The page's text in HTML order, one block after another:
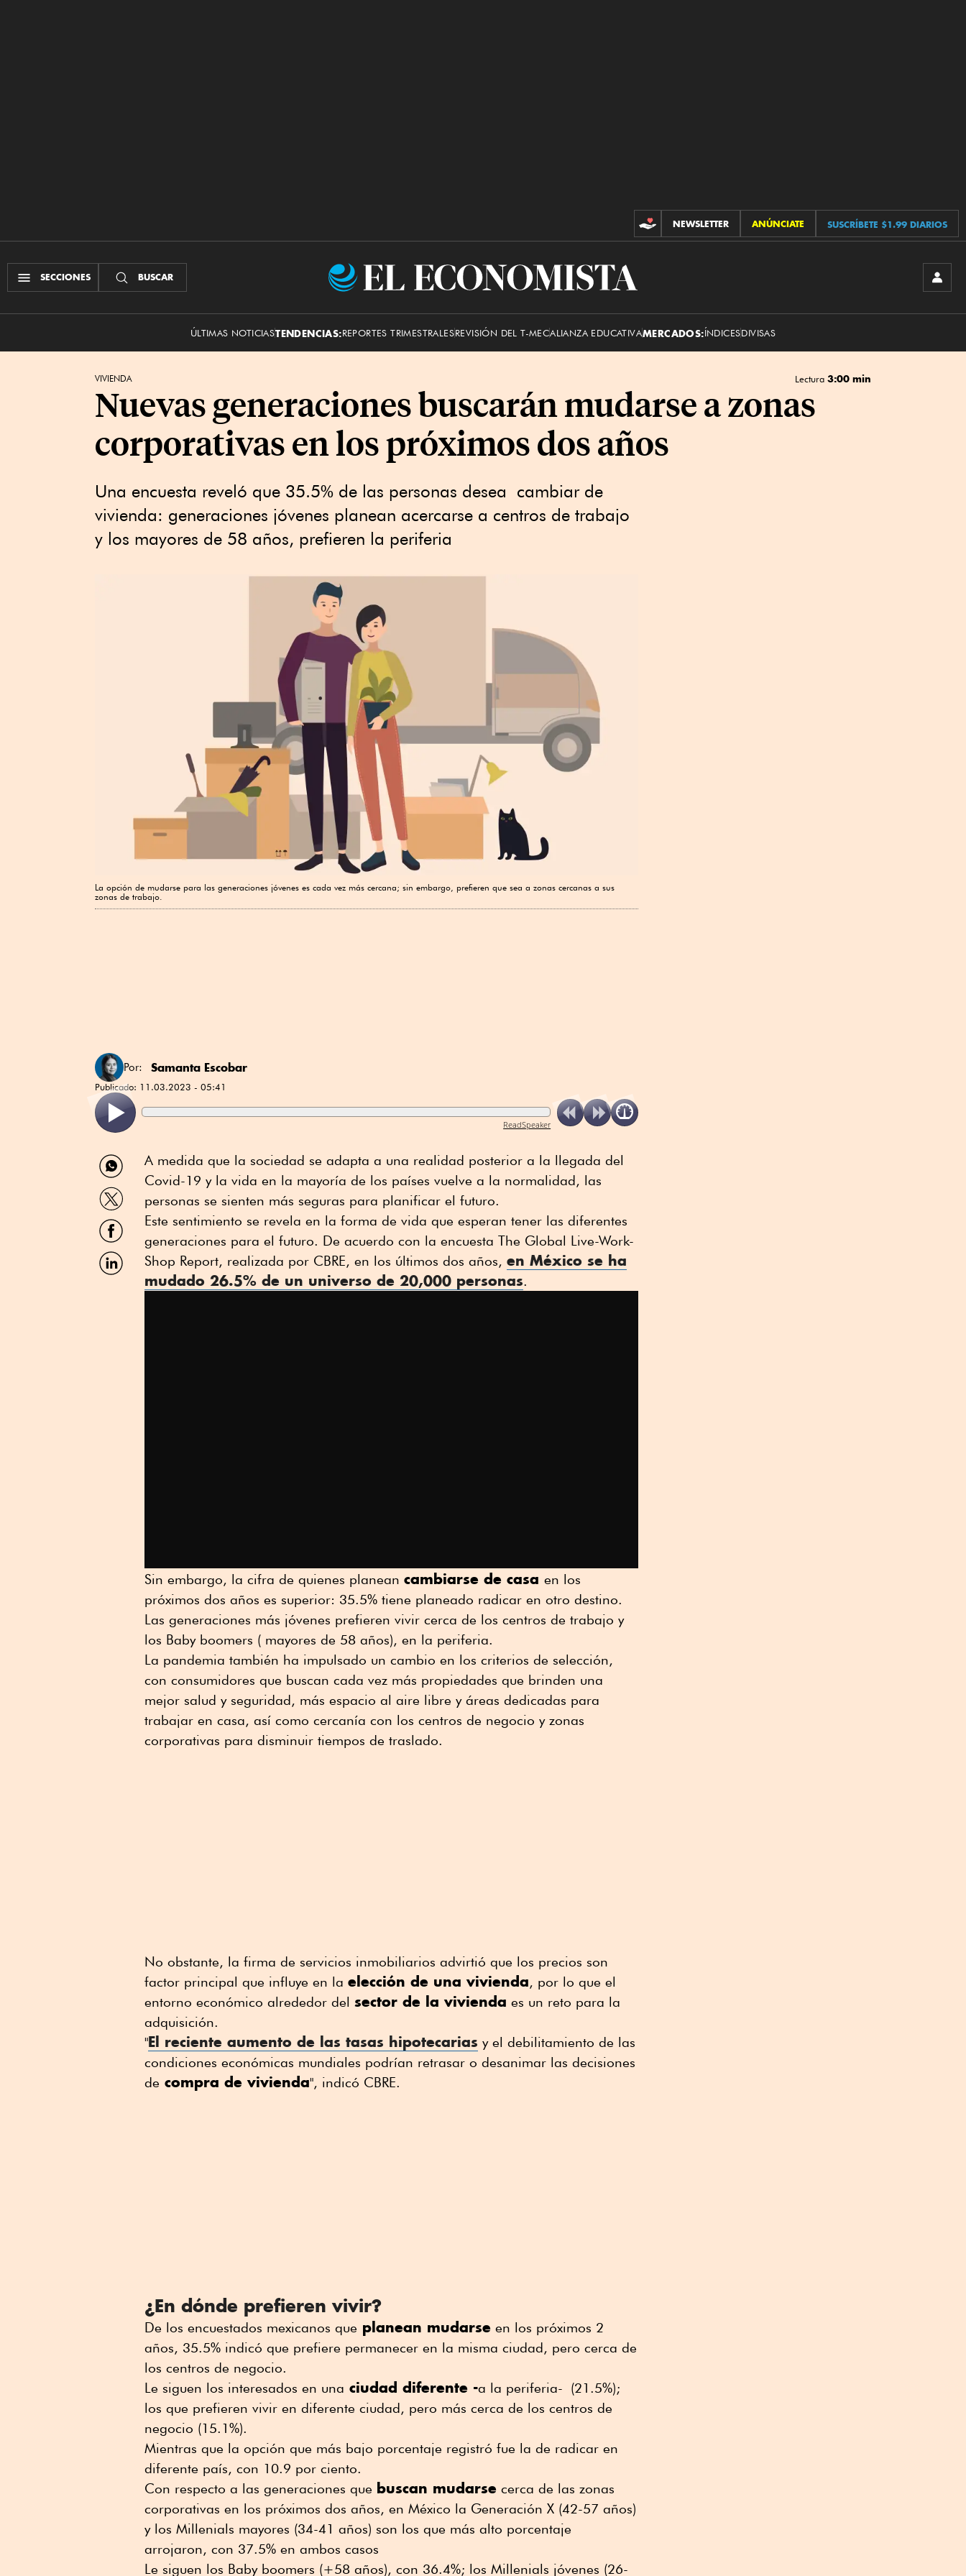
CONTRIBUCIONES
NEWSLETTER ANÚNCIATE SUSCRÍBETE $1.99 DIARIOS
SECCIONES BUSCAR
El
ÚLTIMAS NOTICIASTENDENCIAS:REPORTES TRIMESTRALESREVISIÓN DEL T-MECALIANZA EDUCATIVAMERCADOS:ÍNDICESDIVISAS
VIVIENDA Lectura 3:00 min
Nuevas generaciones buscarán mudarse a zonas
corporativas en los próximos dos años
Una encuesta reveló que 35.5% de las personas desea cambiar de
vivienda: generaciones jóvenes planean acercarse a centros de trabajo
y los mayores de 58 años, prefieren la periferia
La opción de mudarse para las generaciones jóvenes es cada vez más cercana; sin embargo, prefieren que sea a zonas cercanas a sus
zonas de trabajo.
Por: Samanta Escobar
Publicado: 11.03.2023 - 05:41
ReadSpeaker
Compartir
por
WhatsApp
Compartir
por
Twitter
Compartir
por
Facebook
Compartir
por
A medida que la sociedad se adapta a una realidad posterior a la llegada del
Covid-19 y la vida en la mayoría de los países vuelve a la normalidad, las
personas se sienten más seguras para planificar el futuro.
Este sentimiento se revela en la forma de vida que esperan tener las diferentes
generaciones para el futuro. De acuerdo con la encuesta The Global Live-Work-
Shop Report, realizada por CBRE, en los últimos dos años, en México se ha
mudado 26.5% de un universo de 20,000 personas.
Sin embargo, la cifra de quienes planean cambiarse de casa en los
próximos dos años es superior: 35.5% tiene planeado radicar en otro destino.
Las generaciones más jóvenes prefieren vivir cerca de los centros de trabajo y
los Baby boomers ( mayores de 58 años), en la periferia.
La pandemia también ha impulsado un cambio en los criterios de selección,
con consumidores que buscan cada vez más propiedades que brinden una
mejor salud y seguridad, más espacio al aire libre y áreas dedicadas para
trabajar en casa, así como cercanía con los centros de negocio y zonas
corporativas para disminuir tiempos de traslado.
No obstante, la firma de servicios inmobiliarios advirtió que los precios son
factor principal que influye en la elección de una vivienda, por lo que el
entorno económico alrededor del sector de la vivienda es un reto para la
adquisición.
"El reciente aumento de las tasas hipotecarias y el debilitamiento de las
condiciones económicas mundiales podrían retrasar o desanimar las decisiones
de compra de vivienda", indicó CBRE.
¿En dónde prefieren vivir?
De los encuestados mexicanos que planean mudarse en los próximos 2
años, 35.5% indicó que prefiere permanecer en la misma ciudad, pero cerca de
los centros de negocio.
Le siguen los interesados en una ciudad diferente -a la periferia- (21.5%);
los que prefieren vivir en diferente ciudad, pero más cerca de los centros de
negocio (15.1%).
Mientras que la opción que más bajo porcentaje registró fue la de radicar en
diferente país, con 10.9 por ciento.
Con respecto a las generaciones que buscan mudarse cerca de las zonas
corporativas en los próximos dos años, en México la Generación X (42-57 años)
y los Millenials mayores (34-41 años) son los que más alto porcentaje
arrojaron, con 37.5% en ambos casos
Le siguen los Baby boomers (+58 años), con 36.4%; los Millenials jóvenes (26-